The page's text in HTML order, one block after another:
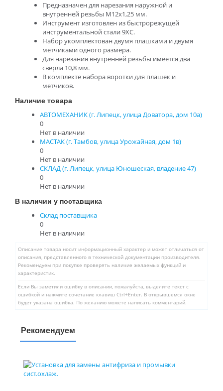
Предназначен для нарезания наружной и
внутренней резьбы М12х1,25 мм.
Инструмент изготовлен из быстрорежущей
инструментальной стали 9ХС.
Набор укомплектован двумя плашками и двумя
метчиками одного размера.
Для нарезания внутренней резьбы имеется два
сверла 10,8 мм.
В комплекте набора воротки для плашек и
метчиков.
Наличие товара
АВТОМЕХАНИК (г. Липецк, улица Доватора, дом 10а)
0
Нет в наличии
МАСТАК (г. Тамбов, улица Урожайная, дом 1в)
0
Нет в наличии
СКЛАД (г. Липецк, улица Юношеская, владение 47)
0
Нет в наличии
В наличии у поставщика
Склад поставщика
0
Нет в наличии
Описание товара носит информационный характер и может отличаться от
описания, представленного в технической документации производителя.
Рекомендуем при покупке проверять наличие желаемых функций и
характеристик.
Если Вы заметили ошибку в описании, пожалуйста, выделите текст с
ошибкой и нажмите сочетание клавиш Ctrl+Enter. В открывшемся окне
будет указана ошибка. По желанию можете написать комментарий.
Рекомендуем